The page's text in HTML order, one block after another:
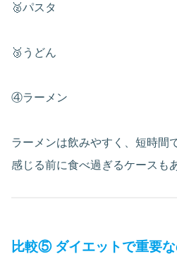
🥈パスタ
🥉うどん
④ラーメン
ラーメンは飲みやすく、短時間
感じる前に食べ過ぎるケースも
比較⑤ ダイエットで重要な